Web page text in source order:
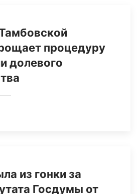
процедуру
долевого
из гонки за
Госдумы от